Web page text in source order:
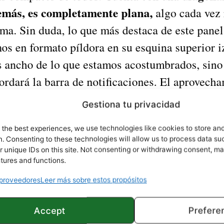
Gestiona tu privacidad
the best experiences, we use technologies like cookies to store
Consenting to these technologies will allow us to process data
unique IDs on this site. Not consenting or withdrawing consent,
and functions.
Leer más sobre estos propósitos
Accept
es completamente plana,algo cada
Sin duda, lo que más destaca de este
en formato píldora en su esquina superior
ancho de lo que estamos acostumbrados,
la barra de notificaciones. El
para un teléfono sin pantalla curva.